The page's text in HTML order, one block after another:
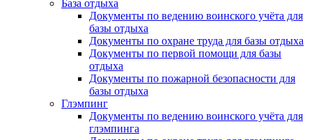
База отдыха
Документы по ведению воинского учёта для
базы отдыха
Документы по охране труда для базы отдыха
Документы по первой помощи для базы
отдыха
Документы по пожарной безопасности для
базы отдыха
Глэмпинг
Документы по ведению воинского учёта для
глэмпинга